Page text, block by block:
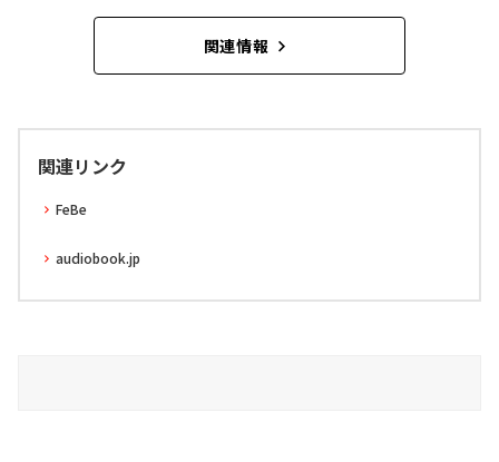
関連情報
関連リンク
FeBe
audiobook.jp